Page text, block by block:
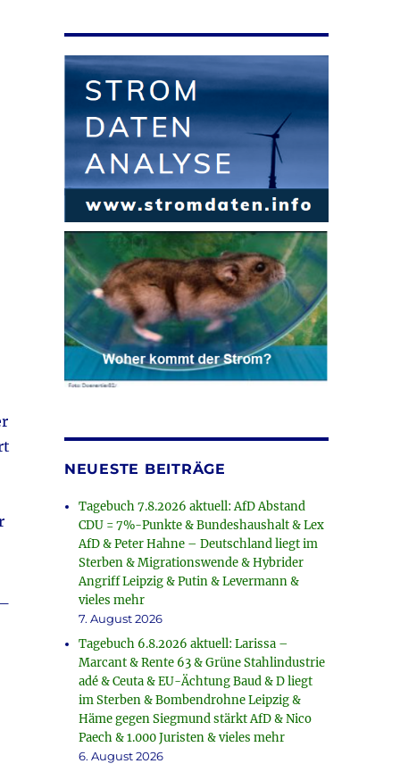
NEUESTE BEITRÄGE
Tagebuch 7.8.2026 aktuell: AfD Abstand
CDU = 7%-Punkte & Bundeshaushalt & Lex
AfD & Peter Hahne – Deutschland liegt im
Sterben & Migrationswende & Hybrider
Angriff Leipzig & Putin & Levermann &
vieles mehr
7. August 2026
Tagebuch 6.8.2026 aktuell: Larissa –
Marcant & Rente 63 & Grüne Stahlindustrie
adé & Ceuta & EU-Ächtung Baud & D liegt
im Sterben & Bombendrohne Leipzig &
Häme gegen Siegmund stärkt AfD & Nico
Paech & 1.000 Juristen & vieles mehr
6. August 2026